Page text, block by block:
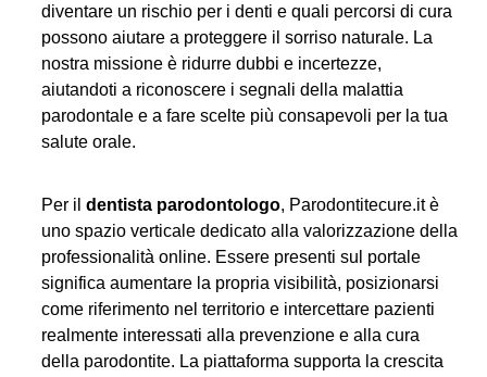
diventare un rischio per i denti e quali percorsi di cura
possono aiutare a proteggere il sorriso naturale. La
nostra missione è ridurre dubbi e incertezze,
aiutandoti a riconoscere i segnali della malattia
parodontale e a fare scelte più consapevoli per la tua
salute orale.
Per ildentista parodontologo, Parodontitecure.it è
uno spazio verticale dedicato alla valorizzazione della
professionalità online. Essere presenti sul portale
significa aumentare la propria visibilità, posizionarsi
come riferimento nel territorio e intercettare pazienti
realmente interessati alla prevenzione e alla cura
della parodontite. La piattaforma supporta la crescita